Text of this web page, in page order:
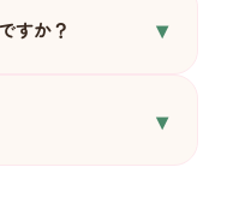
、できる限り対応
すか？ ▾
の移住を考えてい ▾